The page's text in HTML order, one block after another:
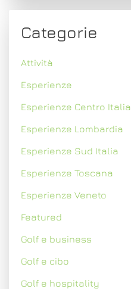
Categorie
Attività
Esperienze
Esperienze Centro Italia
Esperienze Lombardia
Esperienze Sud Italia
Esperienze Toscana
Esperienze Veneto
Featured
Golf e business
Golf e cibo
Golf e hospitality